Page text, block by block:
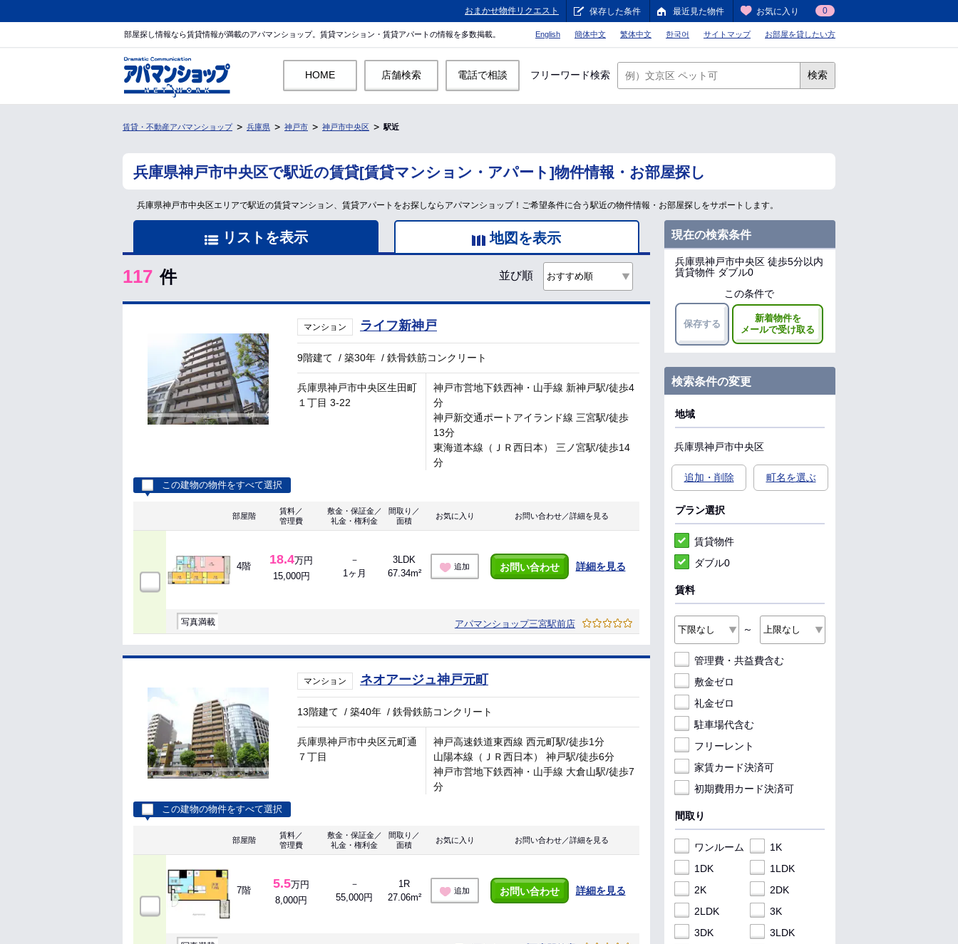
おまかせ物件リクエスト 保存した条件 最近見た物件 お気に入り 0
部屋探し情報なら賃貸情報が満載のアパマンショップ。賃貸マンション・賃貸アパートの情報を多数掲載。 English 簡体中文 繁体中文 한국어 サイトマップ お部屋を貸したい方
HOME 店舗検索 電話で相談 フリーワード検索 検索
賃貸・不動産アパマンショップ 兵庫県 神戸市 神戸市中央区 駅近
兵庫県神戸市中央区で駅近の賃貸[賃貸マンション・アパート]物件情報・お部屋探し
兵庫県神戸市中央区エリアで駅近の賃貸マンション、賃貸アパートをお探しならアパマンショップ！ご希望条件に合う駅近の物件情報・お部屋探しをサポートします。
リストを表示 地図を表示
117 件 並び順
マンション ライフ新神戸
9階建て /築30年 /鉄骨鉄筋コンクリート
兵庫県神戸市中央区生田町
１丁目 3-22
神戸市営地下鉄西神・山手線 新神戸駅/徒歩4
分
神戸新交通ポートアイランド線 三宮駅/徒歩
13分
東海道本線（ＪＲ西日本） 三ノ宮駅/徒歩14
分
この建物の物件をすべて選択
部屋階
賃料／
管理費
敷金・保証金／
礼金・権利金
間取り／
面積
お気に入り お問い合わせ／詳細を見る
4階 18.4万円
15,000円
－
1ヶ月
3LDK
67.34m²
追加 お問い合わせ 詳細を見る
写真満載 アパマンショップ三宮駅前店
マンション ネオアージュ神戸元町
13階建て /築40年 /鉄骨鉄筋コンクリート
兵庫県神戸市中央区元町通
７丁目
神戸高速鉄道東西線 西元町駅/徒歩1分
山陽本線（ＪＲ西日本） 神戸駅/徒歩6分
神戸市営地下鉄西神・山手線 大倉山駅/徒歩7
分
この建物の物件をすべて選択
部屋階
賃料／
管理費
敷金・保証金／
礼金・権利金
間取り／
面積
お気に入り お問い合わせ／詳細を見る
7階 5.5万円
8,000円
－
55,000円
1R
27.06m²
追加 お問い合わせ 詳細を見る
現在の検索条件
兵庫県神戸市中央区 徒歩5分以内
賃貸物件 ダブル0
この条件で
保存する
新着物件を
メールで受け取る
検索条件の変更
地域
兵庫県神戸市中央区
追加・削除 町名を選ぶ
プラン選択
賃貸物件
ダブル0
賃料
～
管理費・共益費含む
敷金ゼロ
礼金ゼロ
駐車場代含む
フリーレント
家賃カード決済可
初期費用カード決済可
間取り
ワンルーム
1K
1DK
1LDK
2K
2DK
2LDK
3K
3DK
3LDK